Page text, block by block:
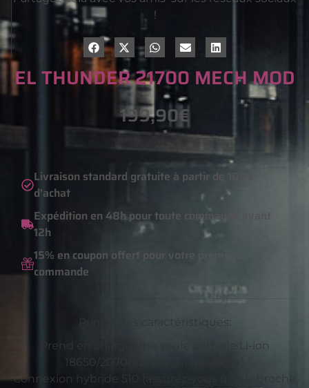
EL THUNDER 21700 MECH MOD
199,90€
Livraison standard gratuite à partir de 100€
d'achat
Expédition en 48h pour toute commande avant
12h
15% en coupon offert pour votre première
commande
Principales caractéristiques:
Prend en charge une seule batterie Li-ion
18650/20700/21700 (non incluse)
Connexion hybride 510 (assurez-vous que la broche
!